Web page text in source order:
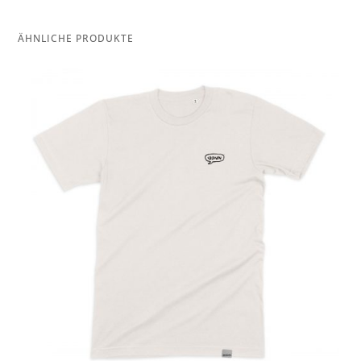
ÄHNLICHE PRODUKTE